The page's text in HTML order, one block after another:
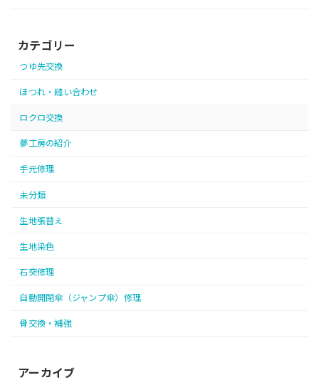
カテゴリー
つゆ先交換
ほつれ・縫い合わせ
ロクロ交換
夢工房の紹介
手元修理
未分類
生地張替え
生地染色
石突修理
自動開閉傘（ジャンプ傘）修理
骨交換・補強
アーカイブ